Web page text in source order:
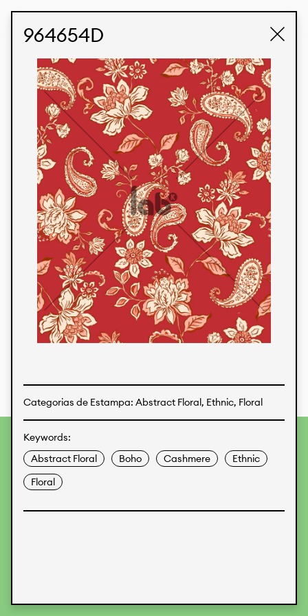
Para fornecer as melhores experiências, usamos
tecnologias como cookies para armazenar e/ou acessar
informações do dispositivo. O consentimento para essas
tecnologias nos permitirá processar dados como
comportamento de navegação ou IDs exclusivos neste site.
negativamente certos recursos e funções.
964654D
Categorias de Estampa: Abstract Floral, Ethnic, Floral
Keywords:
Abstract Floral
Boho Cashmere
Ethnic
Floral
KALIMO CONTATO
Produtos
Temos orgulho de expressar nossa identidade
brasileira por meio de nossos tecidos e estampas
personalizadas, trabalhando em colaboração
com nossos clientes e dando vida aos seus
conceitos e criações. Nossa extensa linha de
produtos tem opções para diferentes mercados.
Oferecemos também tecidos ecológicos e
tecnológicos que podem ser acabados em
qualquer cor sólida ou impressão digital.
Cores
Estampas